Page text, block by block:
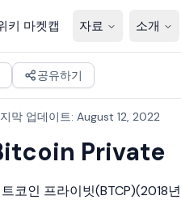
키 마켓캡 자료 소개
공유하기
막 업데이트: August 12, 2022
Private
코인 프라이빗(BTCP)(2018